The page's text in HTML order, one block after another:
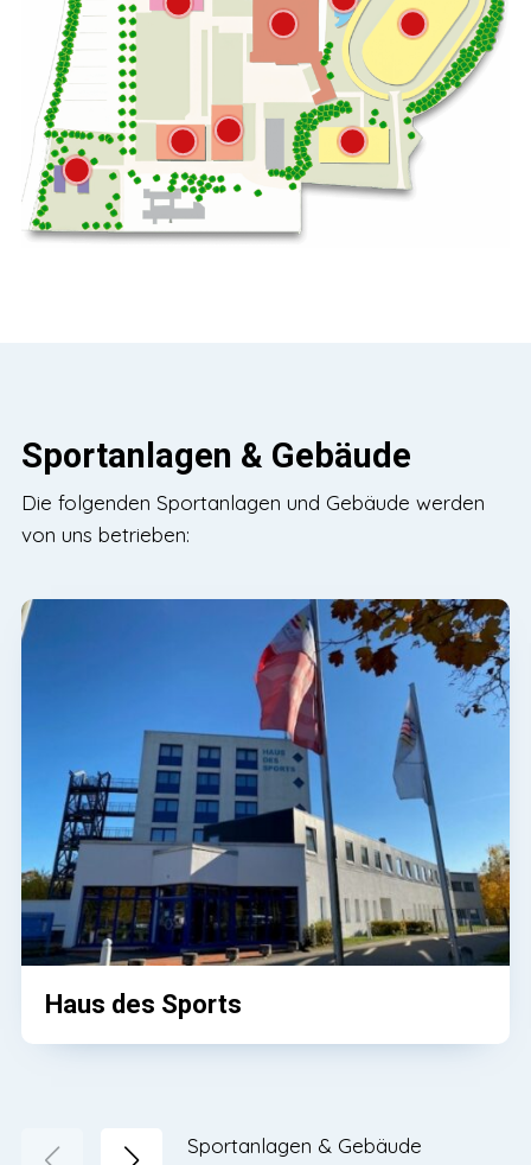
Sportanlagen & Gebäude
Die folgenden Sportanlagen und Gebäude werden
von uns betrieben:
Haus des Sports